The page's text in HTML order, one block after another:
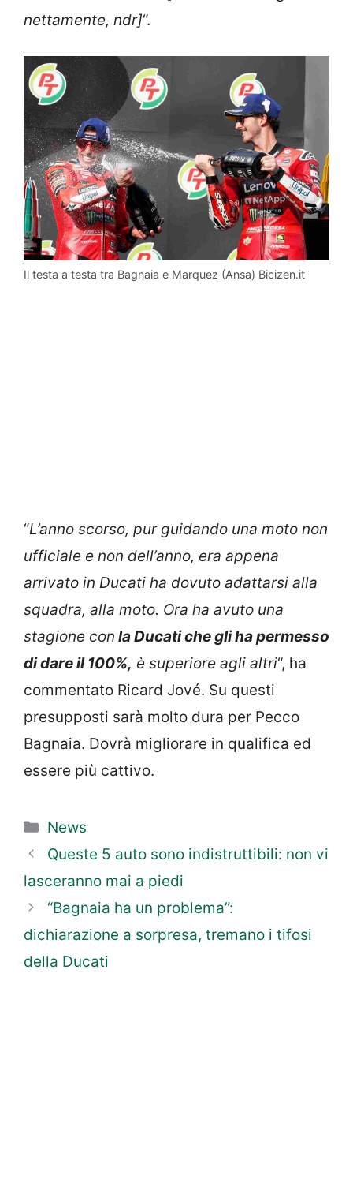
nettamente, ndr]“.
Il testa a testa tra Bagnaia e Marquez (Ansa) Bicizen.it
“L’anno scorso, pur guidando una moto non
ufficiale e non dell’anno, era appena
arrivato in Ducati ha dovuto adattarsi alla
squadra, alla moto. Ora ha avuto una
stagione con la Ducati che gli ha permesso
di dare il 100%, è superiore agli altri“, ha
commentato Ricard Jové. Su questi
presupposti sarà molto dura per Pecco
Bagnaia. Dovrà migliorare in qualifica ed
essere più cattivo.
Categorie
News
Queste 5 auto sono indistruttibili: non vi
lasceranno mai a piedi
“Bagnaia ha un problema”:
dichiarazione a sorpresa, tremano i tifosi
della Ducati